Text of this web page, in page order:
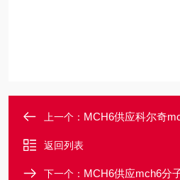
上一个： MCH6供应科尔奇
返回列表
下一个： MCH6供应mch6分